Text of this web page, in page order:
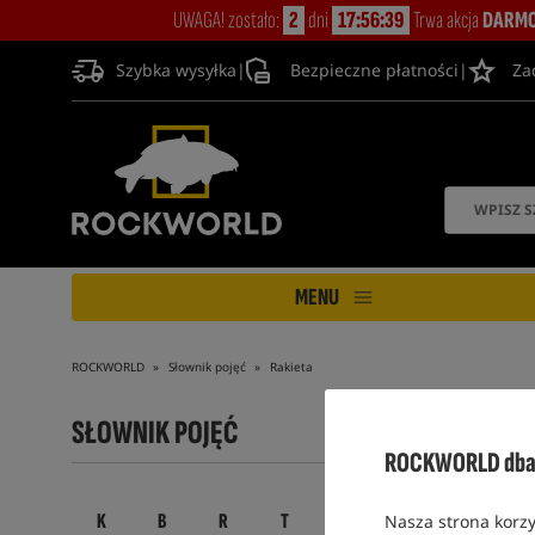
ROCKWORLD
Nasza strona
UWAGA! zostało: 2 dni 17:56:38 Trwa akcja
Szybka wysyłka | Bezpieczne płatności |
MENU
ROCKWORLD Słownik pojęć Rakieta
SŁOWNIK POJĘĆ
K B R T D M A